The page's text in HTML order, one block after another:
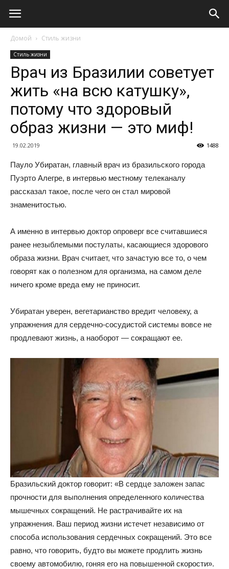
Домой Стиль жизни
Стиль жизни
Врач из Бразилии советует
жить «на всю катушку»,
потому что здоровый
образ жизни — это миф!
19.02.2019 1488
Пауло Убиратан, главный врач из бразильского города
Пуэрто Алегре, в интервью местному телеканалу
рассказал такое, после чего он стал мировой
знаменитостью.
А именно в интервью доктор опроверг все считавшиеся
ранее незыблемыми постулаты, касающиеся здорового
образа жизни. Врач считает, что зачастую все то, о чем
говорят как о полезном для организма, на самом деле
ничего кроме вреда ему не приносит.
Убиратан уверен, вегетарианство вредит человеку, а
упражнения для сердечно-сосудистой системы вовсе не
продлевают жизнь, а наоборот — сокращают ее.
Бразильский доктор говорит: «В сердце заложен запас
прочности для выполнения определенного количества
мышечных сокращений. Не растрачивайте их на
упражнения. Ваш период жизни истечет независимо от
способа использования сердечных сокращений. Это все
равно, что говорить, будто вы можете продлить жизнь
своему автомобилю, гоняя его на повышенной скорости».